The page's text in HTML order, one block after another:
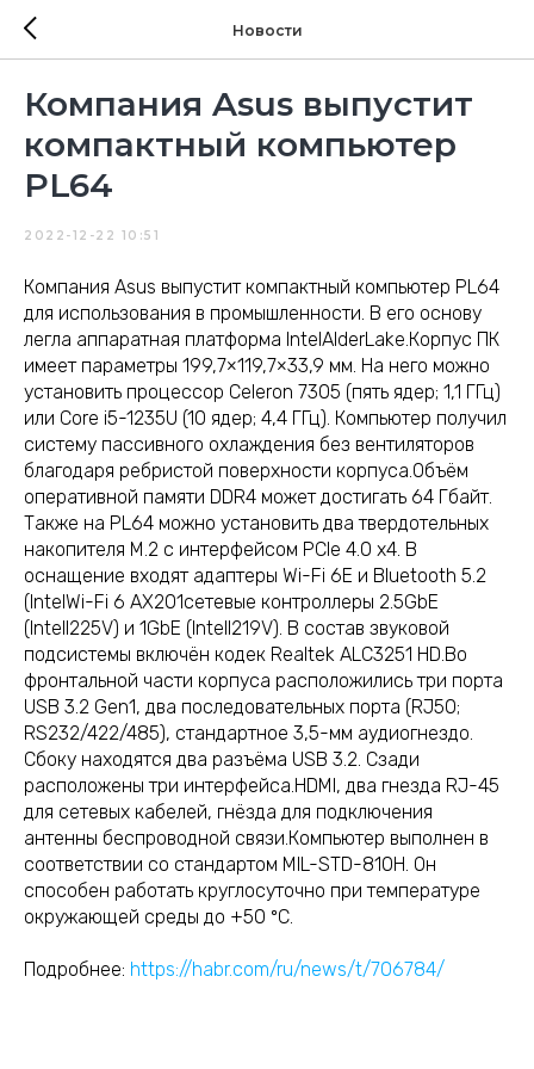
Новости
Компания Asus выпустит
компактный компьютер
PL64
2022-12-22 10:51
Компания Asus выпустит компактный компьютер PL64
для использования в промышленности. В его основу
легла аппаратная платформа IntelAlderLake.Корпус ПК
имеет параметры 199,7×119,7×33,9 мм. На него можно
установить процессор Celeron 7305 (пять ядер; 1,1 ГГц)
или Core i5-1235U (10 ядер; 4,4 ГГц). Компьютер получил
систему пассивного охлаждения без вентиляторов
благодаря ребристой поверхности корпуса.Объём
оперативной памяти DDR4 может достигать 64 Гбайт.
Также на PL64 можно установить два твердотельных
накопителя M.2 с интерфейсом PCIe 4.0 x4. В
оснащение входят адаптеры Wi-Fi 6E и Bluetooth 5.2
(IntelWi-Fi 6 AX201сетевые контроллеры 2.5GbE
(IntelI225V) и 1GbE (IntelI219V). В состав звуковой
подсистемы включён кодек Realtek ALC3251 HD.Во
фронтальной части корпуса расположились три порта
USB 3.2 Gen1, два последовательных порта (RJ50;
RS232/422/485), стандартное 3,5-мм аудиогнездо.
Сбоку находятся два разъёма USB 3.2. Сзади
расположены три интерфейса.HDMI, два гнезда RJ-45
для сетевых кабелей, гнёзда для подключения
антенны беспроводной связи.Компьютер выполнен в
соответствии со стандартом MIL-STD-810H. Он
способен работать круглосуточно при температуре
окружающей среды до +50 ºC.
Подробнее: https://habr.com/ru/news/t/706784/